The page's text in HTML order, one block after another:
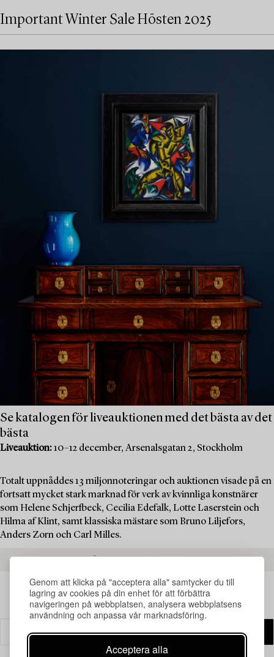
Genom att klicka på "acceptera alla" samtycker du till
lagring av cookies på din enhet för att förbättra
navigeringen på webbplatsen, analysera webbplatsens
användning och anpassa vår marknadsföring.
Acceptera alla
Important Winter Sale Hösten 2025
Se katalogen för liveauktionen med det bästa av det
bästa
Liveauktion:10–12 december, Arsenalsgatan 2, Stockholm
Totalt uppnåddes 13 miljonnoteringar och auktionen visade på en
fortsatt mycket stark marknad för verk av kvinnliga konstnärer
som Helene Schjerfbeck, Cecilia Edefalk, Lotte Laserstein och
Hilma af Klint, samt klassiska mästare som Bruno Liljefors,
Anders Zorn och Carl Milles.